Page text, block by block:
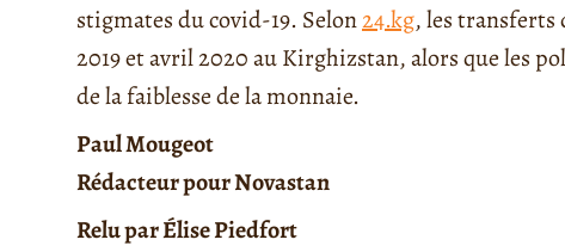
stigmates du covid-19. Selon24.kg, les transferts
2019 et avril 2020 au Kirghizstan, alors que les
de la faiblesse de la monnaie.
Paul Mougeot
Rédacteur pour Novastan
Relu par Élise Piedfort